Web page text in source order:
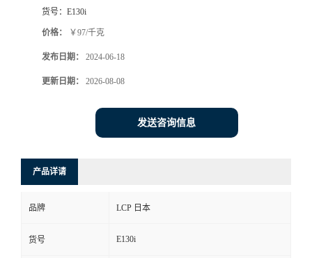
货号： E130i
价格： ￥97/千克
发布日期： 2024-06-18
更新日期： 2026-08-08
发送咨询信息
产品详请
品牌 LCP 日本
货号 E130i